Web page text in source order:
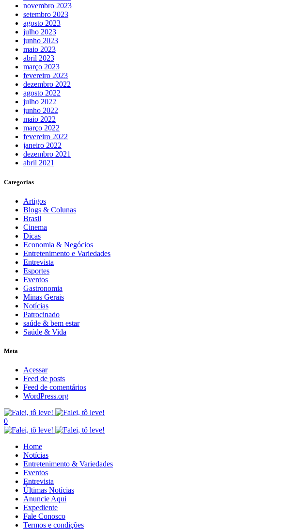
novembro 2023
setembro 2023
agosto 2023
julho 2023
junho 2023
maio 2023
abril 2023
março 2023
fevereiro 2023
dezembro 2022
agosto 2022
julho 2022
junho 2022
maio 2022
março 2022
fevereiro 2022
janeiro 2022
dezembro 2021
abril 2021
Categorias
Artigos
Blogs & Colunas
Brasil
Cinema
Dicas
Economia & Negócios
Entretenimento e Variedades
Entrevista
Esportes
Eventos
Gastronomia
Minas Gerais
Notícias
Patrocinado
saúde & bem estar
Saúde & Vida
Meta
Acessar
Feed de posts
Feed de comentários
WordPress.org
0
Home
Notícias
Entretenimento & Variedades
Eventos
Entrevista
Últimas Notícias
Anuncie Aqui
Expediente
Fale Conosco
Termos e condições